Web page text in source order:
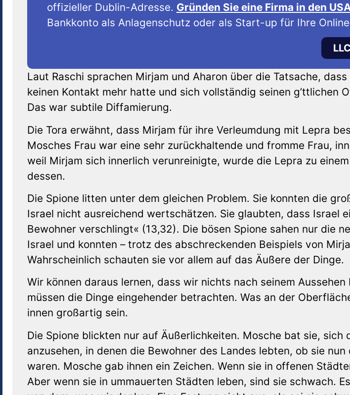
offizieller Dublin-Adresse. Gründen Sie eine Firma in den
Bankkonto als Anlagenschutz oder als Start-up für Ihre
Laut Raschi sprachen Mirjam und Aharon über die Tatsache,
keinen Kontakt mehr hatte und sich vollständig seinen g’ttlichen
Das war subtile Diffamierung.
Die Tora erwähnt, dass Mirjam für ihre Verleumdung mit Lepra
Mosches Frau war eine sehr zurückhaltende und fromme Frau,
weil Mirjam sich innerlich verunreinigte, wurde die Lepra zu
dessen.
Die Spione litten unter dem gleichen Problem. Sie konnten die
Israel nicht ausreichend wertschätzen. Sie glaubten, dass Israel
Bewohner verschlingt« (13,32). Die bösen Spione sahen nur die
Israel und konnten – trotz des abschreckenden Beispiels von
Wahrscheinlich schauten sie vor allem auf das Äußere der Dinge.
Wir können daraus lernen, dass wir nichts nach seinem
müssen die Dinge eingehender betrachten. Was an der
innen großartig sein.
Die Spione blickten nur auf Äußerlichkeiten. Mosche bat sie, sich
anzusehen, in denen die Bewohner des Landes lebten, ob sie
waren. Mosche gab ihnen ein Zeichen. Wenn sie in offenen
Aber wenn sie in ummauerten Städten leben, sind sie schwach.